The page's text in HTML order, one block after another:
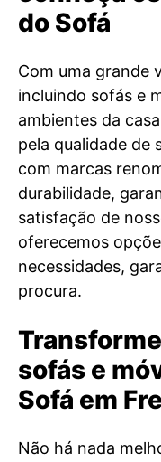
do Sofá
Com uma grande
incluindo sofás e
ambientes da
pela qualidade de
com marcas
durabilidade,
satisfação de
oferecemos
necessidades,
procura.
sofás e
Sofá em
Não há nada